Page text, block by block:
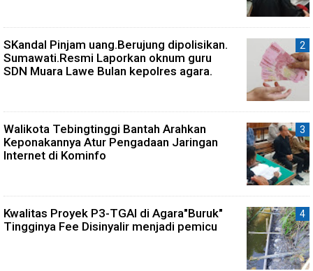
SKandal Pinjam uang.Berujung dipolisikan.
Sumawati.Resmi Laporkan oknum guru
SDN Muara Lawe Bulan kepolres agara.
Walikota Tebingtinggi Bantah Arahkan
Keponakannya Atur Pengadaan Jaringan
Internet di Kominfo
Kwalitas Proyek P3-TGAI di Agara"Buruk"
Tingginya Fee Disinyalir menjadi pemicu